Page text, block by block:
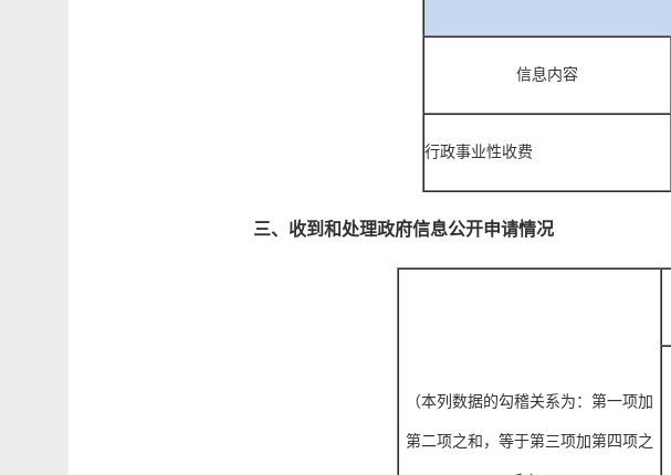
信息内容
行政事业性收费
三、收到和处理政府信息公开申请情况
（本列数据的勾稽关系为：第一项加
第二项之和，等于第三项加第四项之